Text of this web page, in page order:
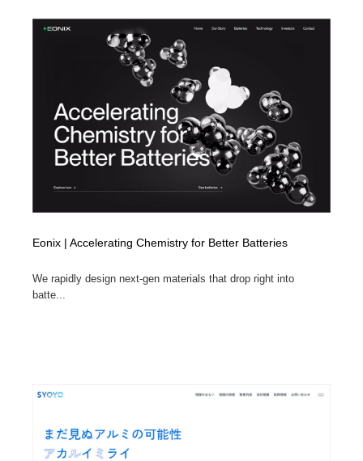
Eonix | Accelerating Chemistry for Better Batteries
We rapidly design next-gen materials that drop right into
batte...